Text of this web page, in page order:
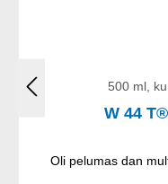
500 ml,
W 44
Oli pelumas dan